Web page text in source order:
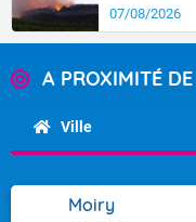
07/08/2026
A PROXIMITÉ
Ville
Moiry